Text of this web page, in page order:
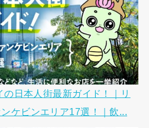
の日本人街最新ガイド！｜リ
ケビンエリア17選！｜飲...